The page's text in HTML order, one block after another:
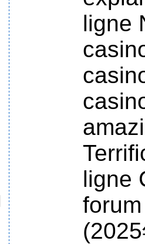
ligne
ligne